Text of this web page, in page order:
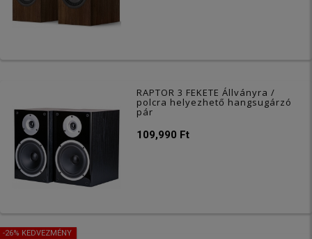
RAPTOR 3 FEKETE Állványra /
polcra helyezhető hangsugárzó
pár
109,990 Ft
-26% KEDVEZMÉNY